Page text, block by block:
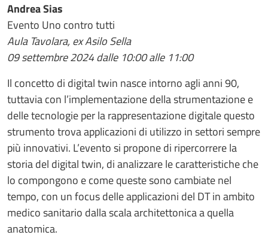
Andrea Sias
Evento Uno contro tutti
Aula Tavolara, ex Asilo Sella
09 settembre 2024 dalle 10:00 alle 11:00
Il concetto di digital twin nasce intorno agli anni 90,
tuttavia con l’implementazione della strumentazione e
delle tecnologie per la rappresentazione digitale questo
strumento trova applicazioni di utilizzo in settori sempre
più innovativi. L’evento si propone di ripercorrere la
storia del digital twin, di analizzare le caratteristiche che
lo compongono e come queste sono cambiate nel
tempo, con un focus delle applicazioni del DT in ambito
medico sanitario dalla scala architettonica a quella
anatomica.